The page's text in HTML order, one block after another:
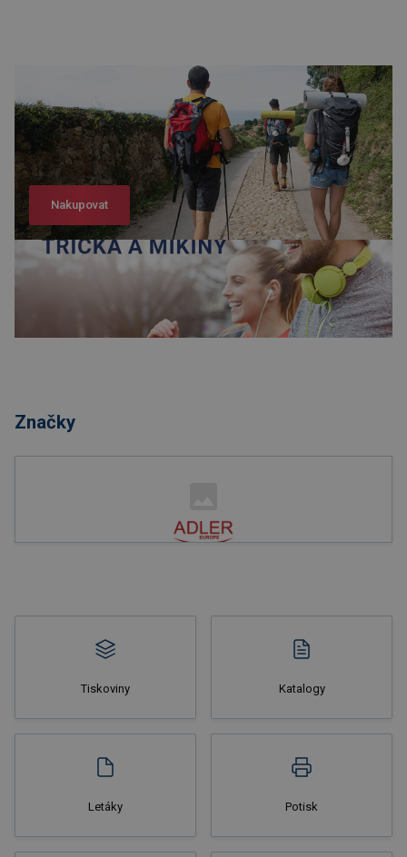
Nakupovat
Značky
Tiskoviny Katalogy
Letáky Potisk